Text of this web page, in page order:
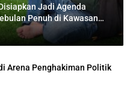
Jadi Agenda
Penuh di Kawasan
Arena Penghakiman Politik